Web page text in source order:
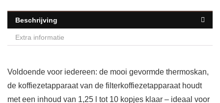
Beschrijving
Extra informatie
Voldoende voor iedereen: de mooi gevormde thermoskan,
de koffiezetapparaat van de filterkoffiezetapparaat houdt
met een inhoud van 1,25 l tot 10 kopjes klaar – ideaal voor